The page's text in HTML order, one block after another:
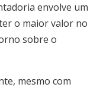
envolve um
o maior valor no
sobre o
mesmo com